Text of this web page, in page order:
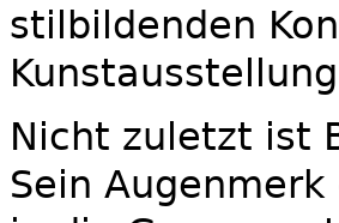
stilbildenden
Nicht zuletzt ist
Sein